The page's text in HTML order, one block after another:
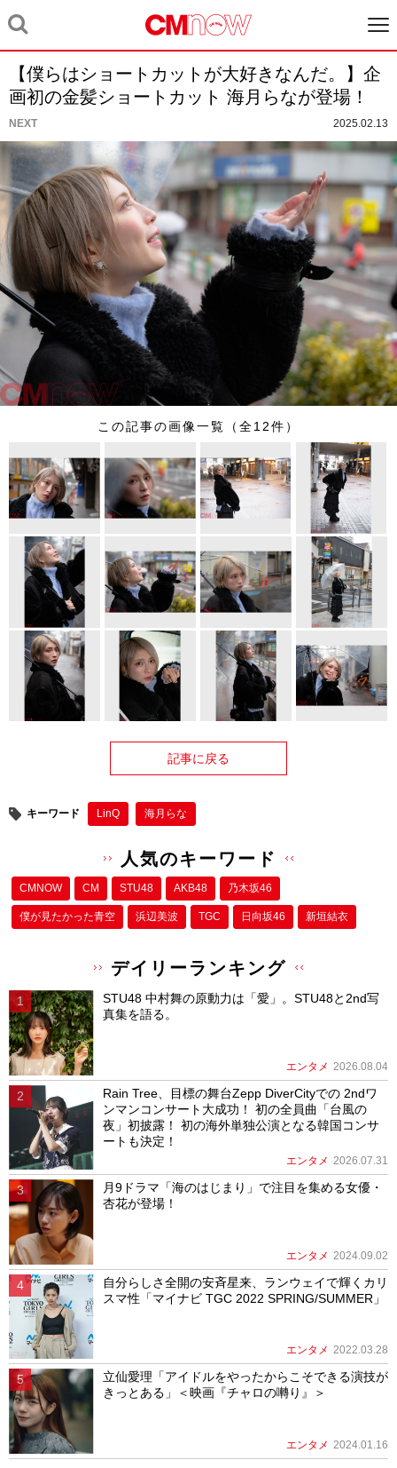
【僕らはショートカットが大好きなんだ。】企
画初の金髪ショートカット 海月らなが登場！
NEXT 2025.02.13
この記事の画像一覧（全12件）
記事に戻る
キーワード LinQ 海月らな
人気のキーワード
CMNOW CM STU48 AKB48 乃木坂46
僕が⾒たかった⻘空 浜辺美波 TGC 日向坂46 新垣結衣
デイリーランキング
STU48 中村舞の原動力は「愛」。STU48と2nd写
真集を語る。
エンタメ 2026.08.04
Rain Tree、目標の舞台Zepp DiverCityでの 2ndワ
ンマンコンサート大成功！ 初の全員曲「台風の
夜」初披露！ 初の海外単独公演となる韓国コンサ
ートも決定！
エンタメ 2026.07.31
月9ドラマ「海のはじまり」で注目を集める女優・
杏花が登場！
エンタメ 2024.09.02
自分らしさ全開の安斉星来、ランウェイで輝くカリ
スマ性「マイナビ TGC 2022 SPRING/SUMMER」
エンタメ 2022.03.28
立仙愛理「アイドルをやったからこそできる演技が
きっとある」＜映画『チャロの囀り』＞
エンタメ 2024.01.16